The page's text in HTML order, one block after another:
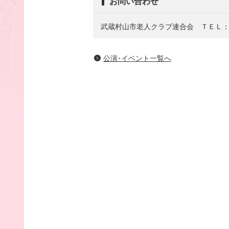
武蔵村山市老人クラブ連合会 ＴＥＬ
公演･イベント一覧へ